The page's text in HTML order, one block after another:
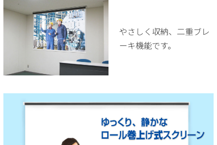
やさしく収納、二重ブレ
ーキ機能です。